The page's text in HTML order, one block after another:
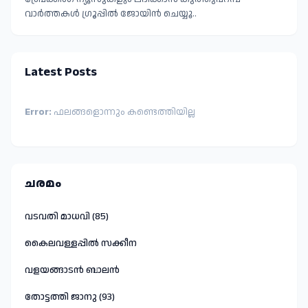
വാർത്തകൾ ഗ്രൂപ്പിൽ ജോയിൻ ചെയ്യൂ..
Latest Posts
Error: ഫലങ്ങളൊന്നും കണ്ടെത്തിയില്ല
ചരമം
വടവതി മാധവി (85)
കൈലവള്ളപ്പിൽ സക്കീന
വളയങ്ങാടൻ ബാലൻ
തോട്ടത്തി ജാനു (93)